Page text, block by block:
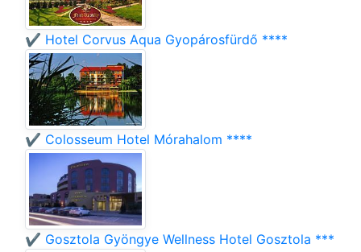
✔️ Hotel Corvus Aqua Gyopárosfürdő ****
✔️ Colosseum Hotel Mórahalom ****
✔️ Gosztola Gyöngye Wellness Hotel Gosztola ***